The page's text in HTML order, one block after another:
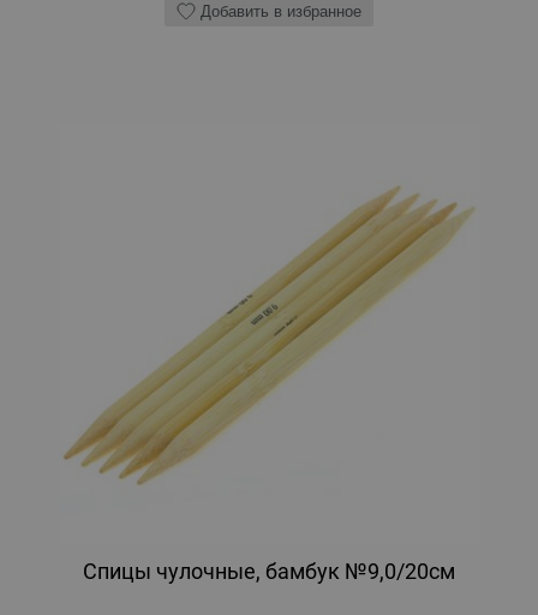
Добавить в избранное
Спицы чулочные, бамбук №9,0/20см